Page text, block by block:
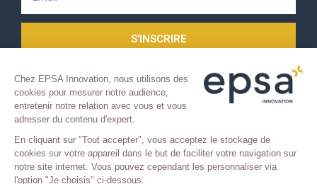
Chez EPSA Innovation, nous utilisons des
cookies pour mesurer notre audience,
entretenir notre relation avec vous et vous
adresser du contenu d'expert.
En cliquant sur "Tout accepter", vous acceptez le stockage de
cookies sur votre appareil dans le but de faciliter votre navigation sur
notre site internet. Vous pouvez cependant les personnaliser via
l'option "Je choisis" ci-dessous.
S'INSCRIRE
COPYRIGHT 2021 © TOUS DROITS RÉSERVÉS.